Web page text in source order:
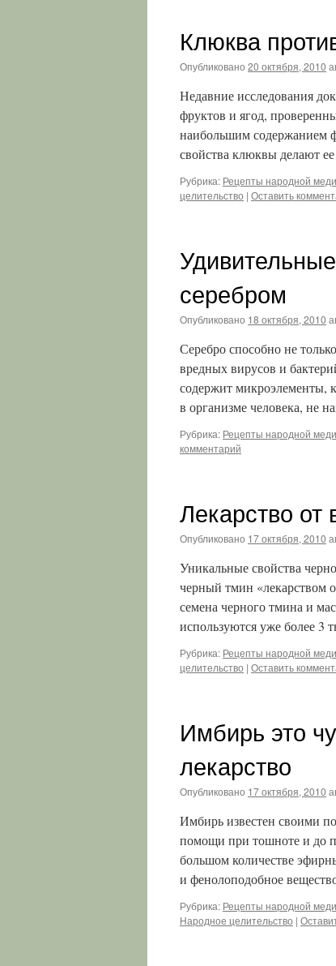
Клюква
Опубликовано 20 октября, 2010
Недавние исследования
фруктов и ягод,
наибольшим содержанием
свойства клюквы делают
Рубрика: Рецепты народной
целительство | Оставить
серебром
Опубликовано 18 октября, 2010
Серебро способно не
вредных вирусов и
содержит микроэлементы,
в организме человека, не
Рубрика: Рецепты народной
комментарий
Лекарство
Опубликовано 17 октября, 2010
Уникальные свойства
черный тмин «лекарством
семена черного тмина и
используются уже более 3
Рубрика: Рецепты народной
целительство | Оставить
Имбирь это
лекарство
Опубликовано 17 октября, 2010
Имбирь известен своими
помощи при тошноте и до
большом количестве
и фенолоподобное
Рубрика: Рецепты народной
Народное целительство |